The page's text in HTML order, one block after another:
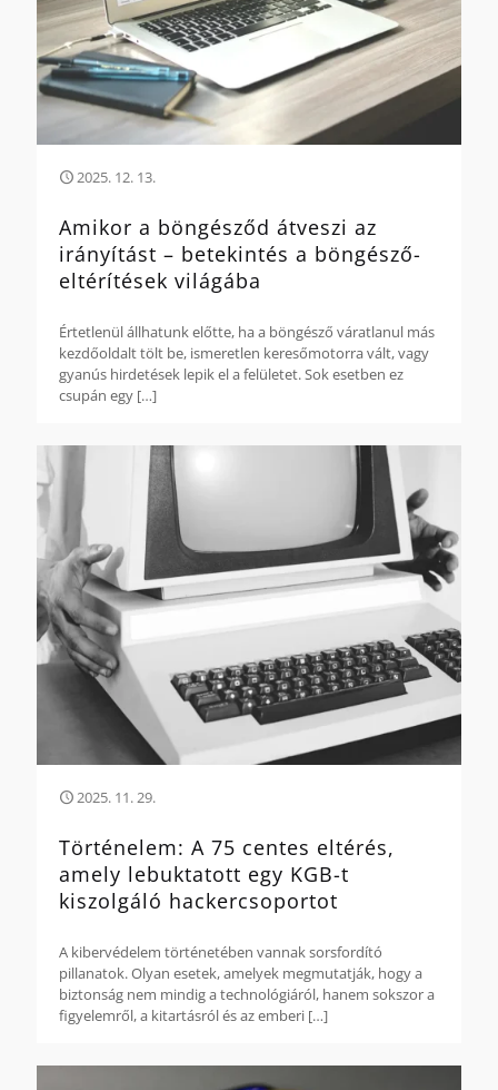
2025. 12. 13.
Amikor a böngésződ átveszi az
irányítást – betekintés a böngésző-
eltérítések világába
Értetlenül állhatunk előtte, ha a böngésző váratlanul más
kezdőoldalt tölt be, ismeretlen keresőmotorra vált, vagy
gyanús hirdetések lepik el a felületet. Sok esetben ez
csupán egy […]
2025. 11. 29.
Történelem: A 75 centes eltérés,
amely lebuktatott egy KGB-t
kiszolgáló hackercsoportot
A kibervédelem történetében vannak sorsfordító
pillanatok. Olyan esetek, amelyek megmutatják, hogy a
biztonság nem mindig a technológiáról, hanem sokszor a
figyelemről, a kitartásról és az emberi […]